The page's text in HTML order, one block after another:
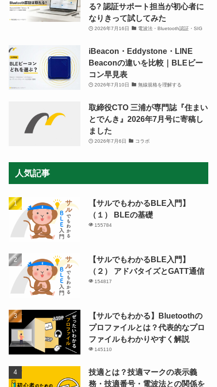
る? 認証サポート担当が初心者に
なりきって試してみた
2026年7月16日 電波法・Bluetooth認証・SIG
iBeacon・Eddystone・LINE
Beaconの違いを比較｜BLEビー
コン早見表
2026年7月10日 無線規格を理解する
取締役CTO 三浦が専門誌『住まい
とでんき』2026年7月号に寄稿し
ました
2026年7月6日 コラボ
人気記事
【サルでもわかるBLE入門】
（１） BLEの基礎
155784
【サルでもわかるBLE入門】
（２） アドバタイズとGATT通信
154817
【サルでもわかる】Bluetoothの
プロファイルとは？代表的なプロ
ファイルもわかりやすく解説
145110
技適とは？技適マークの表示義
務・技適番号・電波法との関係を